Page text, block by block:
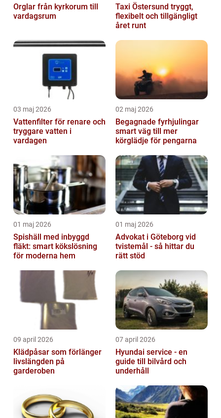
Orglar från kyrkorum till
vardagsrum
Taxi Östersund tryggt,
flexibelt och tillgängligt
året runt
03 maj 2026
Vattenfilter för renare och
tryggare vatten i
vardagen
02 maj 2026
Begagnade fyrhjulingar
smart väg till mer
körglädje för pengarna
01 maj 2026
Spishäll med inbyggd
fläkt: smart kökslösning
för moderna hem
01 maj 2026
Advokat i Göteborg vid
tvistemål - så hittar du
rätt stöd
09 april 2026
Klädpåsar som förlänger
livslängden på
garderoben
07 april 2026
Hyundai service - en
guide till bilvård och
underhåll